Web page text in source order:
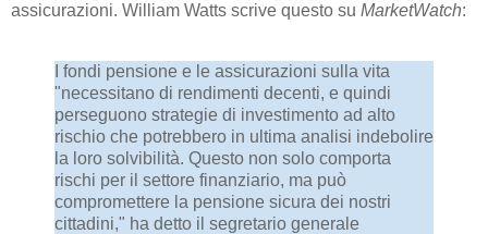
assicurazioni. William Watts scrive questo su MarketWatch:
I fondi pensione e le assicurazioni sulla vita
"necessitano di rendimenti decenti, e quindi
perseguono strategie di investimento ad alto
rischio che potrebbero in ultima analisi indebolire
la loro solvibilità. Questo non solo comporta
rischi per il settore finanziario, ma può
compromettere la pensione sicura dei nostri
cittadini," ha detto il segretario generale